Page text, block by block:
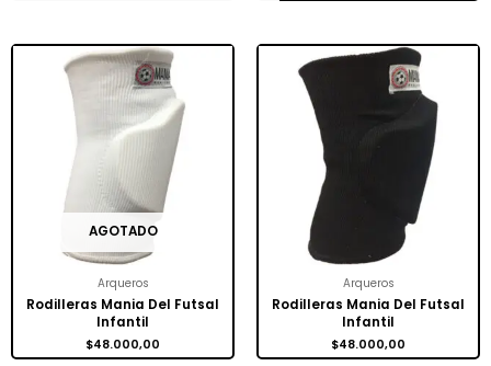
AGOTADO
Arqueros
Rodilleras Mania Del Futsal
Infantil
$48.000,00
Arqueros
Rodilleras Mania Del Futsal
Infantil
$48.000,00